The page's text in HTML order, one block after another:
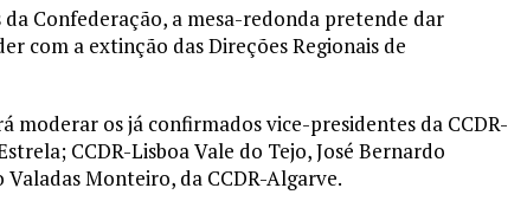
Confederação, a mesa-redonda pretende dar
com a extinção das Direções Regionais de
moderar os já confirmados vice-presidentes da CCDR-
CCDR-Lisboa Vale do Tejo, José Bernardo
Monteiro, da CCDR-Algarve.